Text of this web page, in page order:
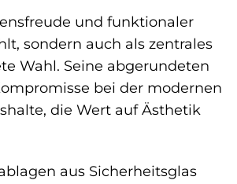
und funktionaler
sondern auch als zentrales
Wahl. Seine abgerundeten
bei der modernen
die Wert auf Ästhetik
aus Sicherheitsglas